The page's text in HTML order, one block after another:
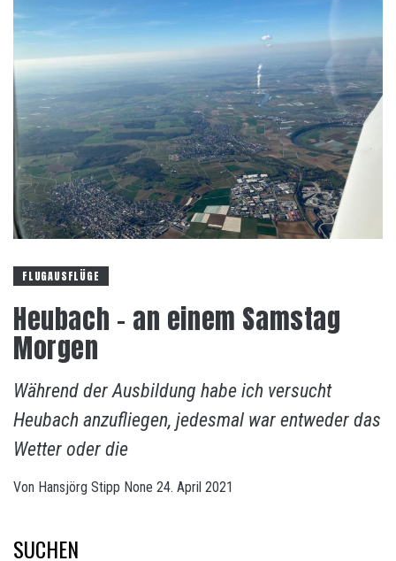
FLUGAUSFLÜGE
Heubach – an einem Samstag
Morgen
Während der Ausbildung habe ich versucht
Heubach anzufliegen, jedesmal war entweder das
Wetter oder die
Von Hansjörg Stipp None 24. April 2021
SUCHEN